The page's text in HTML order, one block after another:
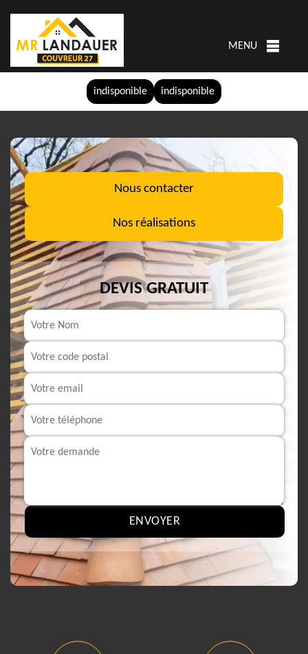
indisponible indisponible
MENU
Nous contacter
Nos réalisations
DEVIS GRATUIT